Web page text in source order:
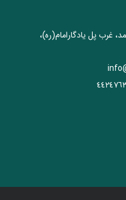
غرب پل يادگار‌امام(ره)‌،